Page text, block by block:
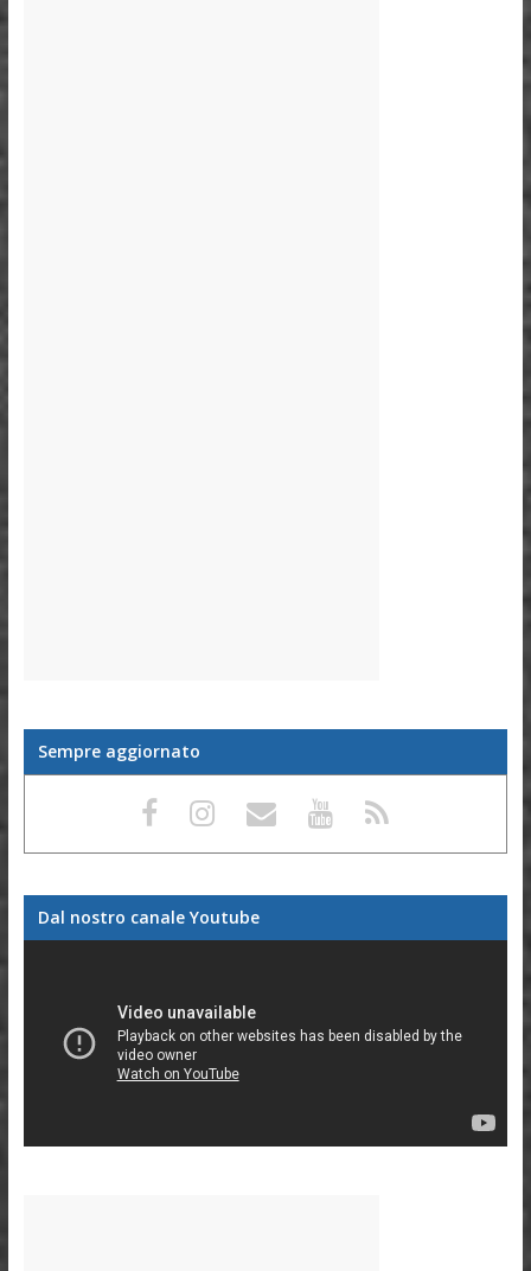
Sempre aggiornato
Dal nostro canale Youtube